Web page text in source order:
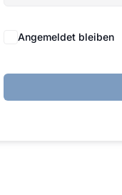
Angemeldet bleiben